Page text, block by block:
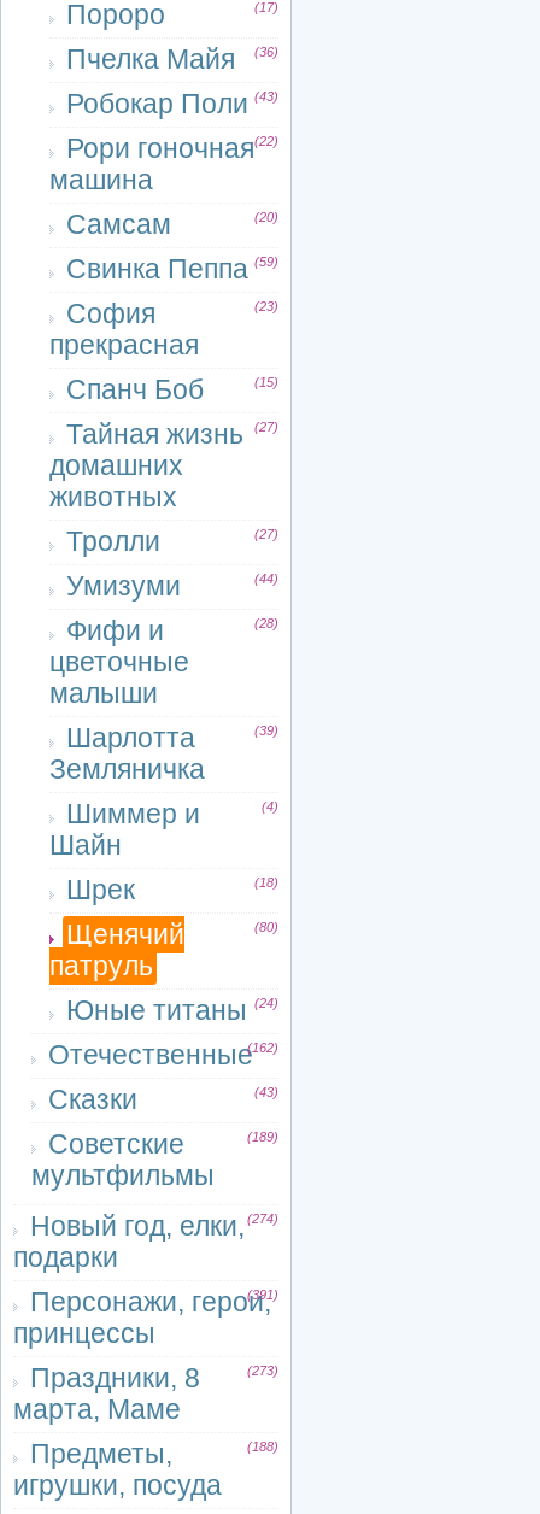
Пороро (17)
Пчелка Майя (36)
Робокар Поли (43)
Рори гоночная
машина
(22)
Самсам (20)
Свинка Пеппа (59)
София
прекрасная
(23)
Спанч Боб (15)
Тайная жизнь
домашних
животных
(27)
Тролли (27)
Умизуми (44)
Фифи и
цветочные
малыши
(28)
Шарлотта
Земляничка
(39)
Шиммер и
Шайн
(4)
Шрек (18)
Щенячий
патруль
(80)
Юные титаны (24)
Отечественные(162)
Сказки (43)
Советские
мультфильмы
(189)
Новый год, елки,
подарки
(274)
Персонажи, герои,
принцессы
(391)
Праздники, 8
марта, Маме
(273)
Предметы,
игрушки, посуда
(188)